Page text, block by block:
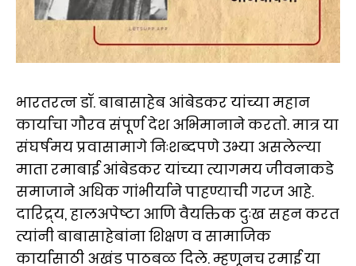
भारतरत्न डॉ. बाबासाहेब आंबेडकर यांच्या महान
कार्याचा गौरव संपूर्ण देश अभिमानाने करतो. मात्र या
संघर्षमय प्रवासामागे निःशब्दपणे उभ्या असलेल्या
माता रमाबाई आंबेडकर यांच्या त्यागमय जीवनाकडे
समाजाने अधिक गांभीर्याने पाहण्याची गरज आहे.
दारिद्र्य, हालअपेष्टा आणि वैयक्तिक दुःख सहन करत
त्यांनी बाबासाहेबांना शिक्षण व सामाजिक
कार्यासाठी अखंड पाठबळ दिले. म्हणूनच रमाई या